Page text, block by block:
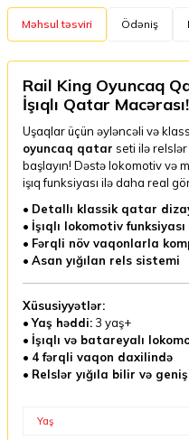
Məhsul təsviri Ödəniş
Rail King Oyuncaq
İşıqlı Qatar Macərası!
Uşaqlar üçün əyləncəli və
oyuncaq qatar seti ilə
başlayın! Dəstə lokomotiv və
işıq funksiyası ilə daha real
• Detallı klassik qatar
• İşıqlı lokomotiv funksiyası
• Fərqli növ vaqonlarla
• Asan yığılan rels sistemi
Xüsusiyyətlər:
•Yaş həddi: 3 yaş+
• İşıqlı və batareyalı
• 4 fərqli vaqon daxilində
• Relslər yığıla bilir və
Yaş